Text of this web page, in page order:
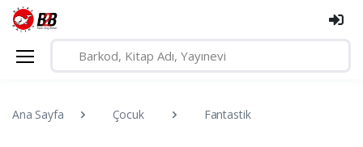
Ana Sayfa Çocuk Fantastik